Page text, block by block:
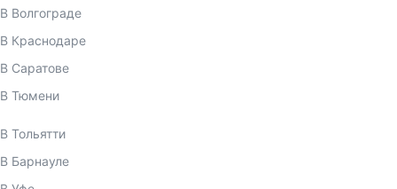
В Волгограде
В Краснодаре
В Саратове
В Тюмени
В Тольятти
В Барнауле